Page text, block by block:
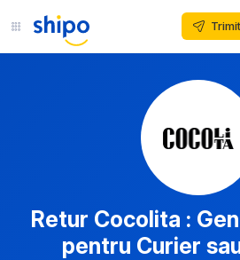
Retur Cocolita :
pentru Curier